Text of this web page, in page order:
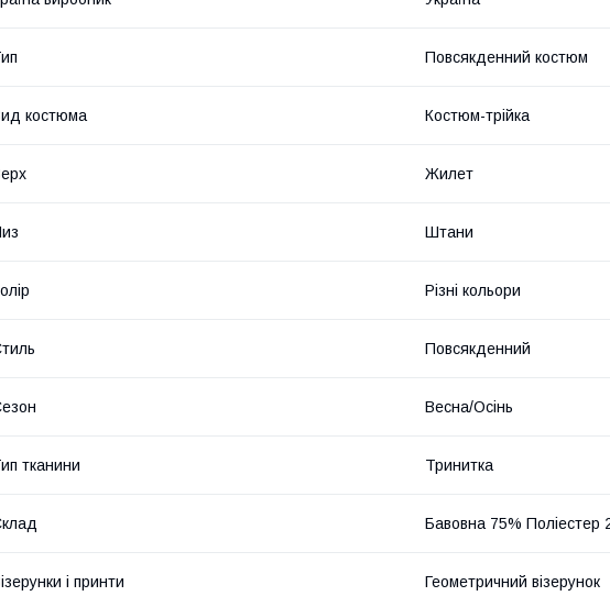
Повсякденний костюм
костюма Костюм-трійка
Жилет
Штани
Різні кольори
Повсякденний
Весна/Осінь
тканини Тринитка
Бавовна 75% Поліестер
і принти Геометричний візерунок